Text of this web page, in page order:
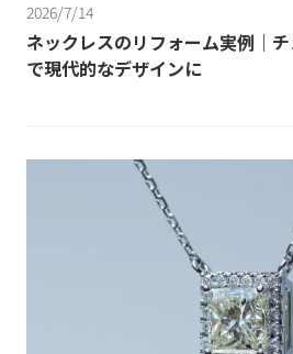
2026/7/14
ネックレスのリフォーム実例｜
で現代的なデザインに